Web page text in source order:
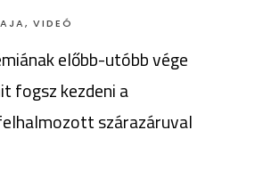
, VIDEÓ
előbb-utóbb vége
fogsz kezdeni a
szárazáruval